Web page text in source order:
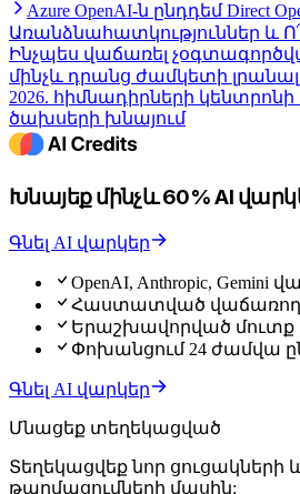
Azure OpenAI-ն ընդդեմ Direct
Առանձնահատկություններ և
Ինչպես վաճառել
մինչև դրանց ժամկետի
2026. հիմնադիրների կենտրոնի
ծախսերի խնայում
Խնայեք մինչև 60% AI
Գնել AI վարկեր
OpenAI, Anthropic, Gemini
Հաստատված
Երաշխավորված
Փոխանցում 24 ժամվա
Գնել AI վարկեր
Մնացեք տեղեկացված
Տեղեկացվեք նոր ցուցակների
թարմացումների մասին: